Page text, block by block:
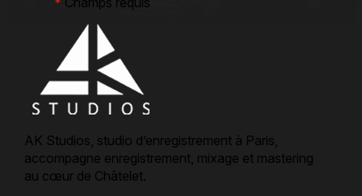
AK Studios, studio d’enregistrement à Paris,
accompagne enregistrement, mixage et mastering
au cœur de Châtelet.